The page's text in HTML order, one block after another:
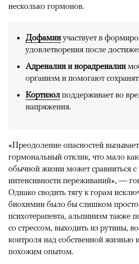
несколько гормонов.
Дофаминучаствует в
удовлетворения после
Адреналин и норадреналин
организм и помогают
Кортизол поддерживает во
напряжения.
«Преодоление опасностей
гормональный отклик, что мало
обычной жизни может сравниться
интенсивности переживаний», —
Однако сводить тягу к горам
биохимии было бы слишком
психотерапевта, альпинизм также
со стрессом, выходить из рутины,
контроля над собственной жизнью
похожим опытом.